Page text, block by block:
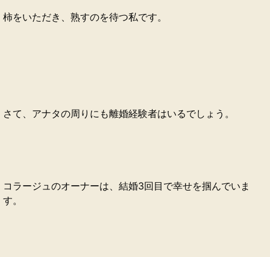
柿をいただき、熟すのを待つ私です。
さて、アナタの周りにも離婚経験者はいるでしょう。
コラージュのオーナーは、結婚3回目で幸せを掴んでいま
す。